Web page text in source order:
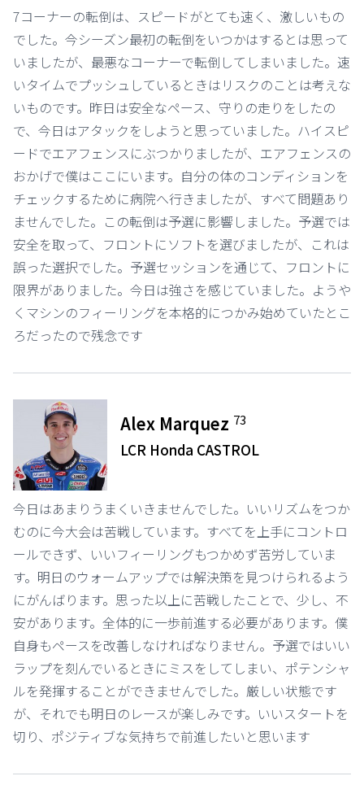
7コーナーの転倒は、スピードがとても速く、激しいもの
でした。今シーズン最初の転倒をいつかはするとは思って
いましたが、最悪なコーナーで転倒してしまいました。速
いタイムでプッシュしているときはリスクのことは考えな
いものです。昨日は安全なペース、守りの走りをしたの
で、今日はアタックをしようと思っていました。ハイスピ
ードでエアフェンスにぶつかりましたが、エアフェンスの
おかげで僕はここにいます。自分の体のコンディションを
チェックするために病院へ行きましたが、すべて問題あり
ませんでした。この転倒は予選に影響しました。予選では
安全を取って、フロントにソフトを選びましたが、これは
誤った選択でした。予選セッションを通じて、フロントに
限界がありました。今日は強さを感じていました。ようや
くマシンのフィーリングを本格的につかみ始めていたとこ
ろだったので残念です
Alex Marquez 73
LCR Honda CASTROL
今日はあまりうまくいきませんでした。いいリズムをつか
むのに今大会は苦戦しています。すべてを上手にコントロ
ールできず、いいフィーリングもつかめず苦労していま
す。明日のウォームアップでは解決策を見つけられるよう
にがんばります。思った以上に苦戦したことで、少し、不
安があります。全体的に一歩前進する必要があります。僕
自身もペースを改善しなければなりません。予選ではいい
ラップを刻んでいるときにミスをしてしまい、ポテンシャ
ルを発揮することができませんでした。厳しい状態です
が、それでも明日のレースが楽しみです。いいスタートを
切り、ポジティブな気持ちで前進したいと思います